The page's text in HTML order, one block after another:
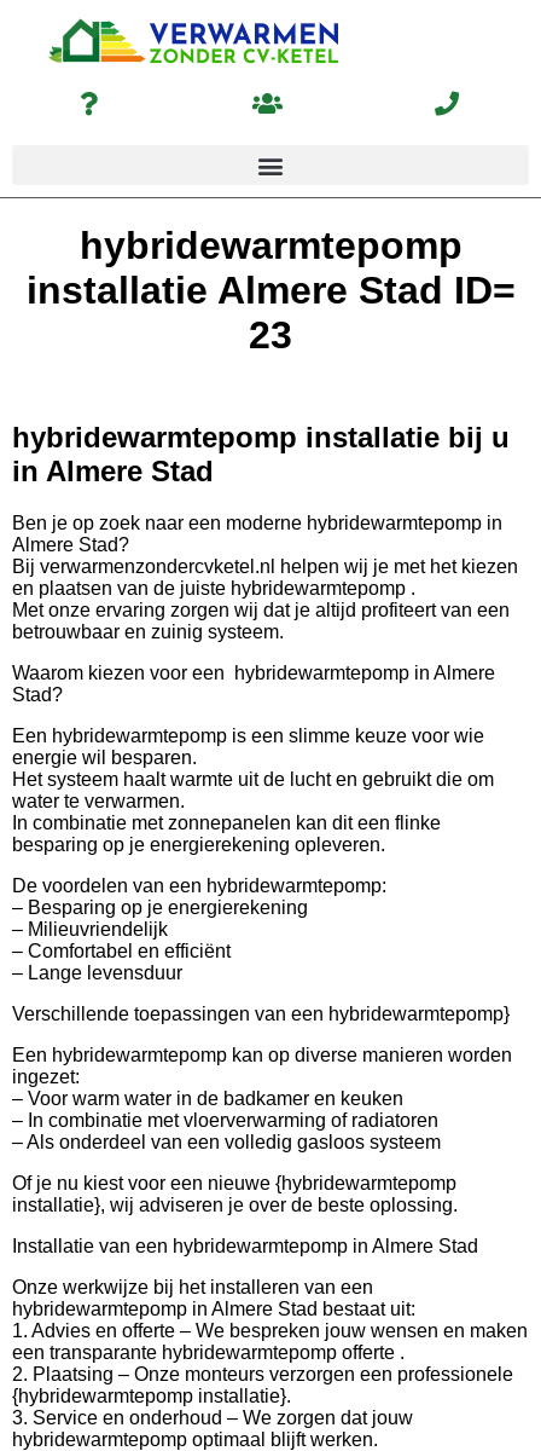
hybridewarmtepomp
installatie Almere Stad ID=
23
hybridewarmtepomp installatie bij u
in Almere Stad
Ben je op zoek naar een moderne hybridewarmtepomp in
Almere Stad?
Bij verwarmenzondercvketel.nl helpen wij je met het kiezen
en plaatsen van de juiste hybridewarmtepomp .
Met onze ervaring zorgen wij dat je altijd profiteert van een
betrouwbaar en zuinig systeem.
Waarom kiezen voor een hybridewarmtepomp in Almere
Stad?
Een hybridewarmtepomp is een slimme keuze voor wie
energie wil besparen.
Het systeem haalt warmte uit de lucht en gebruikt die om
water te verwarmen.
In combinatie met zonnepanelen kan dit een flinke
besparing op je energierekening opleveren.
De voordelen van een hybridewarmtepomp:
– Besparing op je energierekening
– Milieuvriendelijk
– Comfortabel en efficiënt
– Lange levensduur
Verschillende toepassingen van een hybridewarmtepomp}
Een hybridewarmtepomp kan op diverse manieren worden
ingezet:
– Voor warm water in de badkamer en keuken
– In combinatie met vloerverwarming of radiatoren
– Als onderdeel van een volledig gasloos systeem
Of je nu kiest voor een nieuwe {hybridewarmtepomp
installatie}, wij adviseren je over de beste oplossing.
Installatie van een hybridewarmtepomp in Almere Stad
Onze werkwijze bij het installeren van een
hybridewarmtepomp in Almere Stad bestaat uit:
1. Advies en offerte – We bespreken jouw wensen en maken
een transparante hybridewarmtepomp offerte .
2. Plaatsing – Onze monteurs verzorgen een professionele
{hybridewarmtepomp installatie}.
3. Service en onderhoud – We zorgen dat jouw
hybridewarmtepomp optimaal blijft werken.